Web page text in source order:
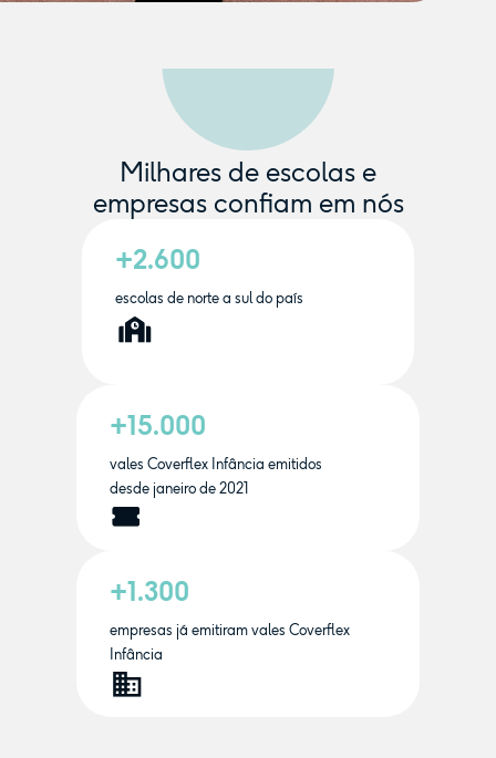
Milhares de escolas e
empresas confiam em nós
+2.600
escolas de norte a sul do país
+15.000
vales Coverflex Infância emitidos
desde janeiro de 2021
+1.300
empresas já emitiram vales Coverflex
Infância